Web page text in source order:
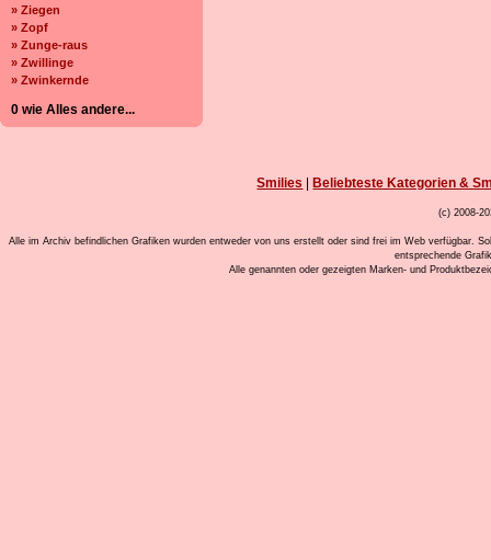
» Ziegen
» Zopf
» Zunge-raus
» Zwillinge
» Zwinkernde
0 wie Alles andere...
Smilies Beliebteste Kategorien &
(c) 2008-
Alle im Archiv befindlichen Grafiken wurden entweder von uns erstellt oder sind frei im Web verfügbar.
entsprechende
Alle genannten oder gezeigten Marken- und